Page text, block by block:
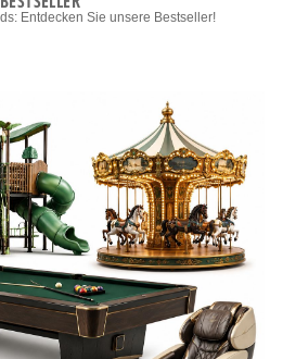
Entdecken Sie unsere Bestseller!